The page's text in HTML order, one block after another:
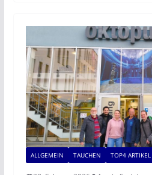
ALLGEMEIN TAUCHEN TOP4 ARTIKEL